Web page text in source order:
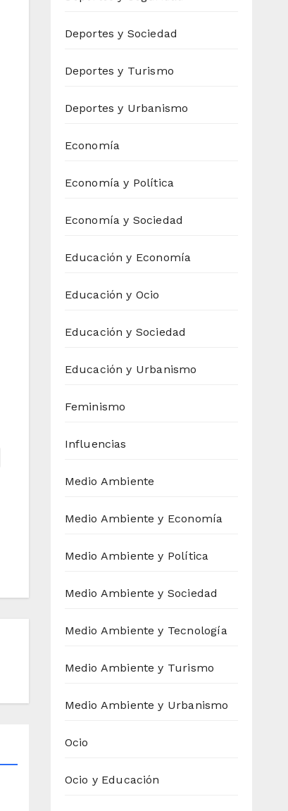
Deportes y Sociedad
Deportes y Turismo
Deportes y Urbanismo
Economía
Economía y Política
Economía y Sociedad
Educación y Economía
Educación y Ocio
Educación y Sociedad
Educación y Urbanismo
Feminismo
Influencias
Medio Ambiente
Medio Ambiente y Economía
Medio Ambiente y Política
Medio Ambiente y Sociedad
Medio Ambiente y Tecnología
Medio Ambiente y Turismo
Medio Ambiente y Urbanismo
Ocio
Ocio y Educación